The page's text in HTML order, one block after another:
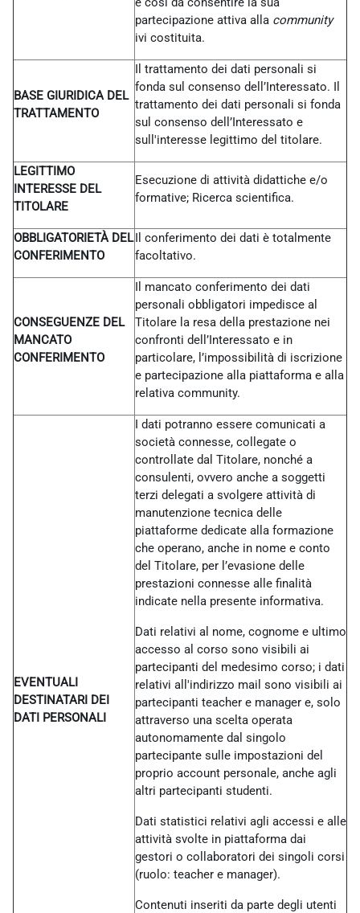
partecipazione attiva alla community
ivi costituita.
BASE GIURIDICA DEL
TRATTAMENTO
Il trattamento dei dati personali si
fonda sul consenso dell’Interessato. Il
trattamento dei dati personali si fonda
sul consenso dell’Interessato e
sull'interesse legittimo del titolare.
LEGITTIMO
INTERESSE DEL
TITOLARE
Esecuzione di attività didattiche e/o
formative; Ricerca scientifica.
OBBLIGATORIETÀ DEL
CONFERIMENTO
Il conferimento dei dati è totalmente
facoltativo.
CONSEGUENZE DEL
MANCATO
CONFERIMENTO
Il mancato conferimento dei dati
personali obbligatori impedisce al
Titolare la resa della prestazione nei
confronti dell’Interessato e in
particolare, l’impossibilità di iscrizione
e partecipazione alla piattaforma e alla
relativa community.
EVENTUALI
DESTINATARI DEI
DATI PERSONALI
I dati potranno essere comunicati a
società connesse, collegate o
controllate dal Titolare, nonché a
consulenti, ovvero anche a soggetti
terzi delegati a svolgere attività di
manutenzione tecnica delle
piattaforme dedicate alla formazione
che operano, anche in nome e conto
del Titolare, per l’evasione delle
prestazioni connesse alle finalità
indicate nella presente informativa.
Dati relativi al nome, cognome e ultimo
accesso al corso sono visibili ai
partecipanti del medesimo corso; i dati
relativi all'indirizzo mail sono visibili ai
partecipanti teacher e manager e, solo
attraverso una scelta operata
autonomamente dal singolo
partecipante sulle impostazioni del
proprio account personale, anche agli
altri partecipanti studenti.
Dati statistici relativi agli accessi e alle
attività svolte in piattaforma dai
gestori o collaboratori dei singoli corsi
(ruolo: teacher e manager).
Contenuti inseriti da parte degli utenti